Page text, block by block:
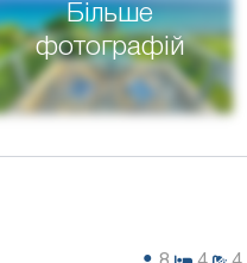
Більше
фотографій